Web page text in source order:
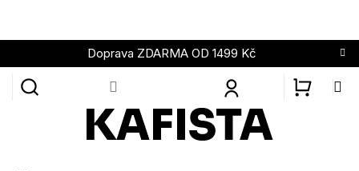
obsah
Doprava ZDARMA OD 1499 Kč